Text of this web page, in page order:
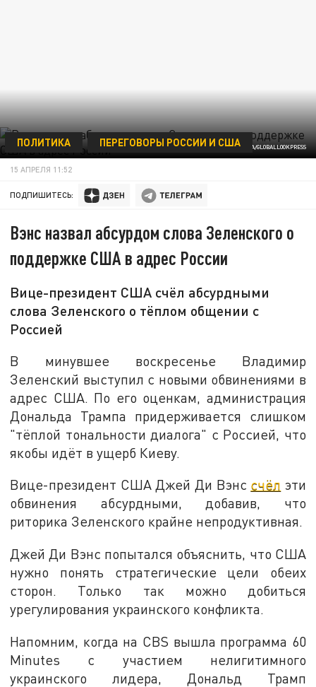
ФОТО: CNP/ADMEDIA/GLOBALLOOKPRESS
ПОЛИТИКА ПЕРЕГОВОРЫ РОССИИ И США
15 АПРЕЛЯ 11:52
ПОДПИШИТЕСЬ:
Вэнс назвал абсурдом слова Зеленского о
поддержке США в адрес России
Вице-президент США счёл абсурдными
слова Зеленского о тёплом общении с
Россией
В минувшее воскресенье Владимир
Зеленский выступил с новыми обвинениями в
адрес США. По его оценкам, администрация
Дональда Трампа придерживается слишком
"тёплой тональности диалога" с Россией, что
якобы идёт в ущерб Киеву.
Вице-президент США Джей Ди Вэнс счёл эти
обвинения абсурдными, добавив, что
риторика Зеленского крайне непродуктивная.
Джей Ди Вэнс попытался объяснить, что США
нужно понять стратегические цели обеих
сторон. Только так можно добиться
урегулирования украинского конфликта.
Напомним, когда на CBS вышла программа 60
Minutes с участием нелигитимного
украинского лидера, Дональд Трамп